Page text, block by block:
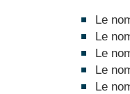
Le
Le
Le
Le
Le